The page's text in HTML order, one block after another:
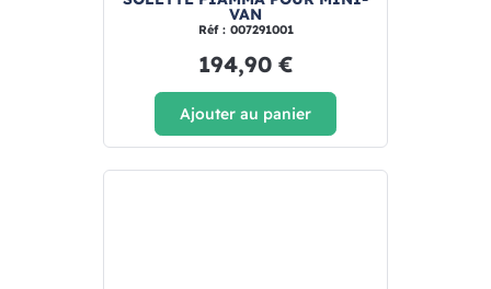
VAN
Réf : 007291001
194,90 €
Ajouter au panier